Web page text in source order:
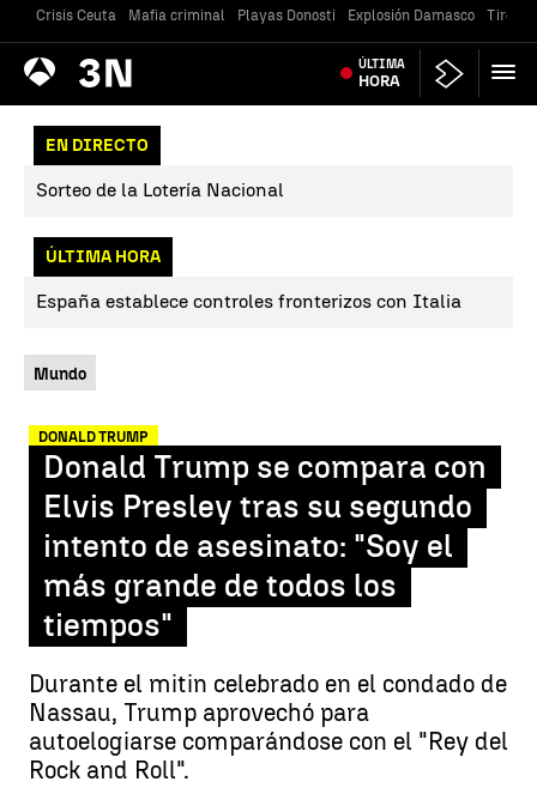
Crisis Ceuta Mafia criminal Playas Donosti Explosión Damasco Tiroteo
Antena
3 Noticias ÚLTIMA
HORA
EN DIRECTO
Sorteo de la Lotería Nacional
ÚLTIMA HORA
España establece controles fronterizos con Italia
Mundo
DONALD TRUMP
Donald Trump se compara con
Elvis Presley tras su segundo
intento de asesinato: "Soy el
más grande de todos los
tiempos"
Durante el mitin celebrado en el condado de
Nassau, Trump aprovechó para
autoelogiarse comparándose con el "Rey del
Rock and Roll".